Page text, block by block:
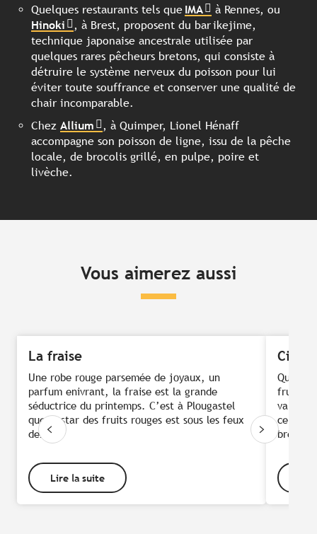
Quelques restaurants tels que IMA
à Rennes, ou
Hinoki
, à Brest, proposent du bar ikejime,
technique japonaise ancestrale utilisée par
quelques rares pêcheurs bretons, qui consiste à
détruire le système nerveux du poisson pour lui
éviter toute souffrance et conserver une qualité de
chair incomparable.
Chez Allium
, à Quimper, Lionel Hénaff
accompagne son poisson de ligne, issu de la pêche
locale, de brocolis grillé, en pulpe, poire et
livèche.
Vous aimerez aussi
La fraise
Une robe rouge parsemée de joyaux, un
parfum enivrant, la fraise est la grande
séductrice du printemps. C’est à Plougastel
que la star des fruits rouges est sous les feux
des...
Lire la suite
Cidre
Que
fruit